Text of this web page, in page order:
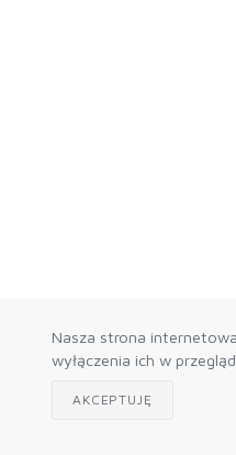
Nasza strona
wyłączenia ich w
AKCEPTUJĘ